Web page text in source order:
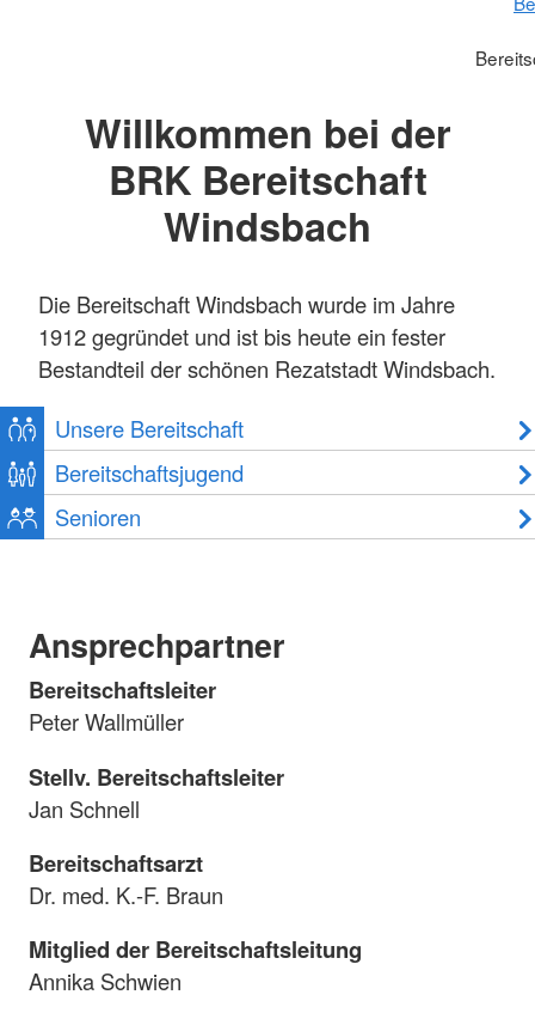
Willkommen bei der
BRK Bereitschaft
Windsbach
Die Bereitschaft Windsbach wurde im Jahre
1912 gegründet und ist bis heute ein fester
Bestandteil der schönen Rezatstadt Windsbach.
Unsere Bereitschaft
Bereitschaftsjugend
Senioren
Ansprechpartner
Bereitschaftsleiter
Peter Wallmüller
Stellv. Bereitschaftsleiter
Jan Schnell
Bereitschaftsarzt
Dr. med. K.-F. Braun
Mitglied der Bereitschaftsleitung
Annika Schwien